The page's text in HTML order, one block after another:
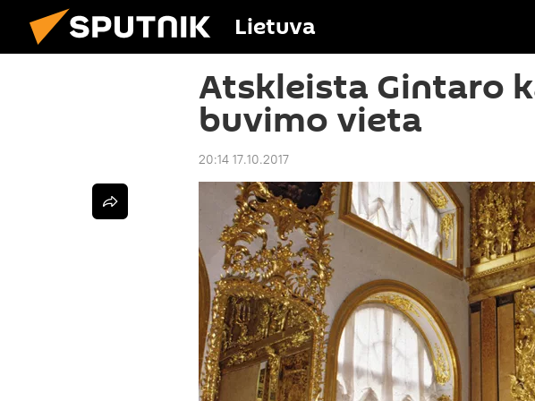
Lietuva
Atskleista Gintaro
buvimo vieta
20:14 17.10.2017